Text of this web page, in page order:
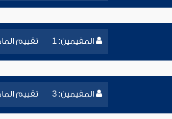
المقيمين: 1 تقييم
المقيمين: 3 تقييم